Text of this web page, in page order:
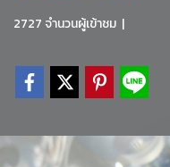
2727 จำนวนผู้เข้าชม |